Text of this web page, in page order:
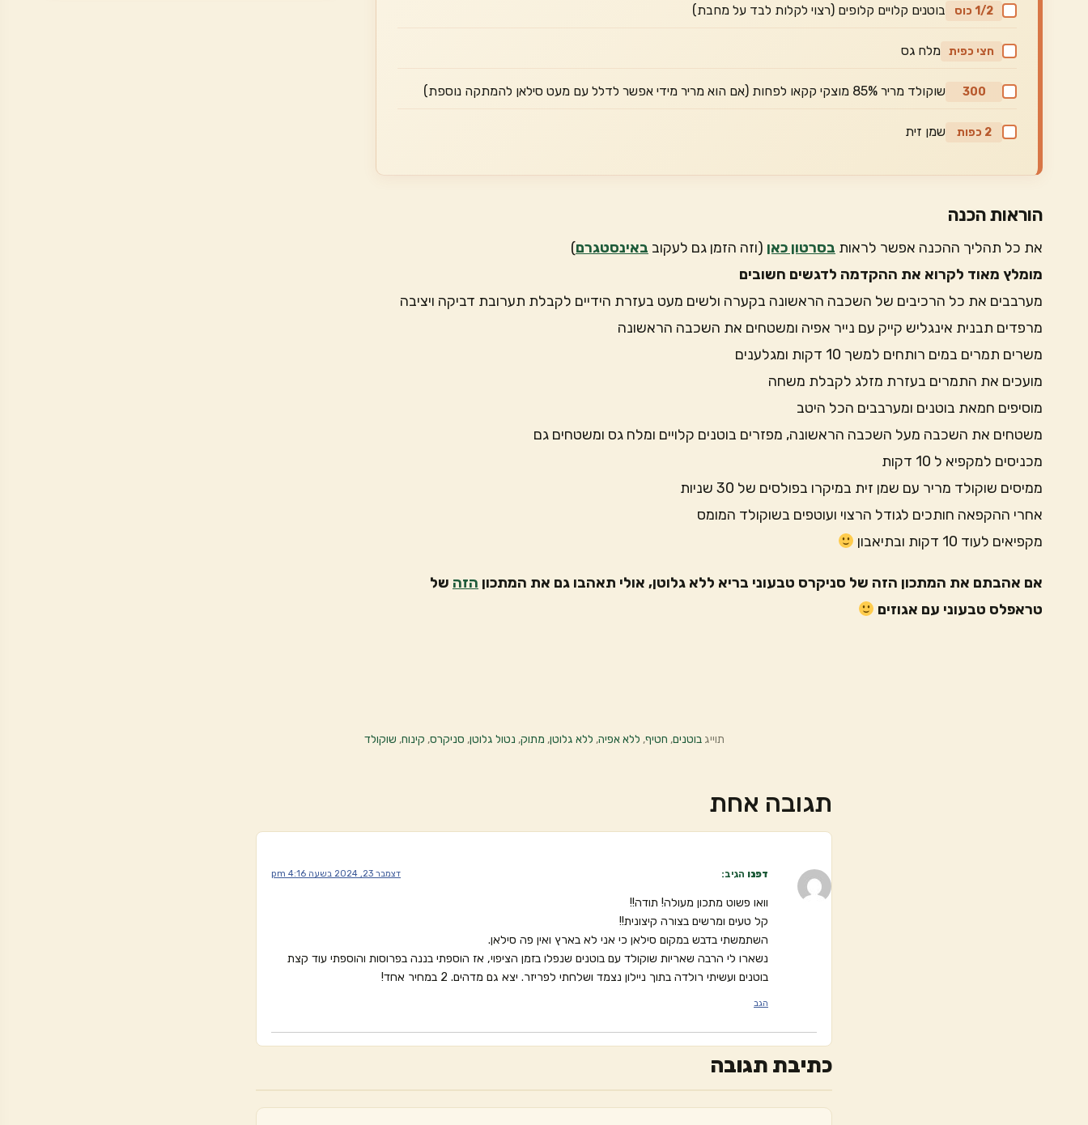
1/2 כוס בוטנים קלויים קלופים (רצוי לקלות לבד על מחבת)
חצי כפית מלח גס
300 שוקולד מריר 85% מוצקי קקאו לפחות (אם הוא מריר מידי אפשר לדלל עם מעט סילאן להמתקה נוספת)
2 כפות שמן זית
הוראות הכנה
את כל תהליך ההכנה אפשר לראות בסרטון כאן (וזה הזמן גם לעקוב באינסטגרם)
מומלץ מאוד לקרוא את ההקדמה לדגשים חשובים
מערבבים את כל הרכיבים של השכבה הראשונה בקערה ולשים מעט בעזרת הידיים לקבלת תערובת דביקה ויציבה
מרפדים תבנית אינגליש קייק עם נייר אפיה ומשטחים את השכבה הראשונה
משרים תמרים במים רותחים למשך 10 דקות ומגלענים
מועכים את התמרים בעזרת מזלג לקבלת משחה
מוסיפים חמאת בוטנים ומערבבים הכל היטב
משטחים את השכבה מעל השכבה הראשונה, מפזרים בוטנים קלויים ומלח גס ומשטחים גם
מכניסים למקפיא ל 10 דקות
ממיסים שוקולד מריר עם שמן זית במיקרו בפולסים של 30 שניות
אחרי ההקפאה חותכים לגודל הרצוי ועוטפים בשוקולד המומס
מקפיאים לעוד 10 דקות ובתיאבון
אם אהבתם את המתכון הזה של סניקרס טבעוני בריא ללא גלוטן, אולי תאהבו גם את המתכון הזה של
טראפלס טבעוני עם אגוזים
תוייגבוטנים, חטיף, ללא אפיה, ללא גלוטן, מתוק, נטול גלוטן, סניקרס, קינוח, שוקולד
תגובה אחת
דפנו הגיב: דצמבר 23, 2024 בשעה 4:16 pm
וואו פשוט מתכון מעולה! תודה!!
קל טעים ומרשים בצורה קיצונית!!
השתמשתי בדבש במקום סילאן כי אני לא בארץ ואין פה סילאן.
נשארו לי הרבה שאריות שוקולד עם בוטנים שנפלו בזמן הציפוי, אז הוספתי בננה בפרוסות והוספתי עוד קצת
בוטנים ועשיתי רולדה בתוך ניילון נצמד ושלחתי לפריזר. יצא גם מדהים. 2 במחיר אחד!
הגב
כתיבת תגובה